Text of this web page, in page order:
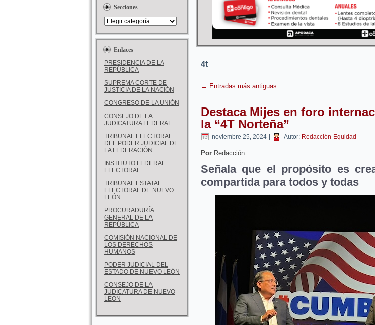
Secciones
Enlaces
PRESIDENCIA DE LA
REPÚBLICA
SUPREMA CORTE DE
JUSTICIA DE LA NACIÓN
CONGRESO DE LA UNIÓN
CONSEJO DE LA
JUDICATURA FEDERAL
TRIBUNAL ELECTORAL
DEL PODER JUDICIAL DE
LA FEDERACIÓN
INSTITUTO FEDERAL
ELECTORAL
TRIBUNAL ESTATAL
ELECTORAL DE NUEVO
LEÓN
PROCURADURÍA
GENERAL DE LA
REPÚBLICA
COMISIÓN NACIONAL DE
LOS DERECHOS
HUMANOS
PODER JUDICIAL DEL
ESTADO DE NUEVO LEÓN
CONSEJO DE LA
JUDICATURA DE NUEVO
LEON
4t
← Entradas más antiguas
Destaca Mijes en foro
la “4T Norteña”
noviembre 25, 2024 Autor: Redacción-Equidad
Por Redacción
Señala que el propósito es
compartida para todos y todas